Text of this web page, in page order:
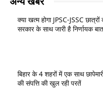
क्या खत्म होगा JPSC-JSSC
सरकार के साथ जारी है निर्णायक
बिहार के 4 शहरों में एक साथ
की संपत्ति की खुल रही परतें